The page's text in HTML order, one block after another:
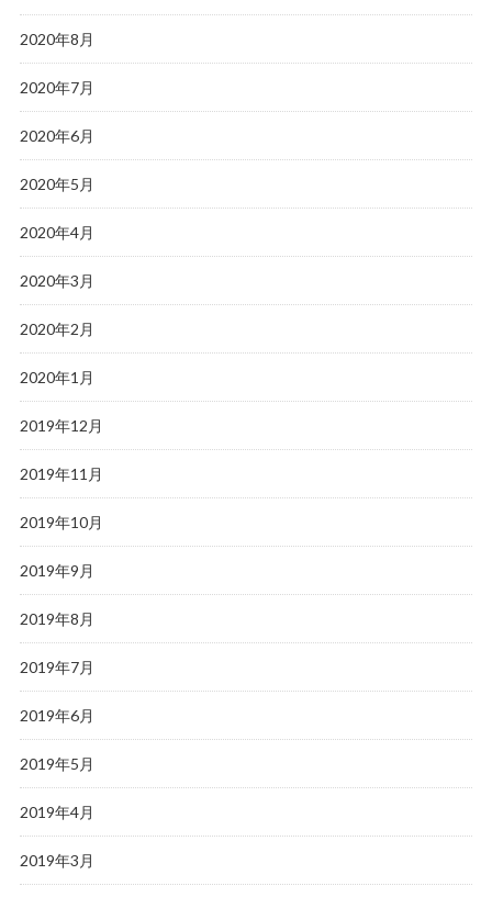
2020年8月
2020年7月
2020年6月
2020年5月
2020年4月
2020年3月
2020年2月
2020年1月
2019年12月
2019年11月
2019年10月
2019年9月
2019年8月
2019年7月
2019年6月
2019年5月
2019年4月
2019年3月